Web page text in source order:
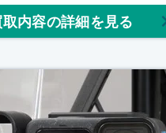
取内容の詳細を見る